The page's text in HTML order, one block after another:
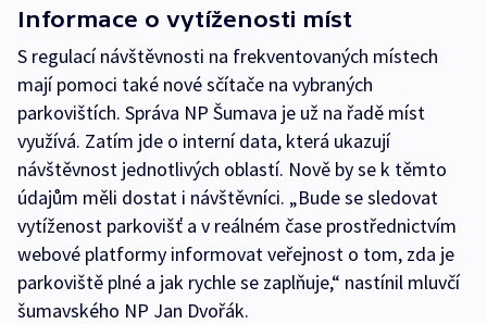
Informace o vytíženosti míst
S regulací návštěvnosti na frekventovaných místech
mají pomoci také nové sčítače na vybraných
parkovištích. Správa NP Šumava je už na řadě míst
využívá. Zatím jde o interní data, která ukazují
návštěvnost jednotlivých oblastí. Nově by se k těmto
údajům měli dostat i návštěvníci. „Bude se sledovat
vytíženost parkovišť a v reálném čase prostřednictvím
webové platformy informovat veřejnost o tom, zda je
parkoviště plné a jak rychle se zaplňuje,“ nastínil mluvčí
šumavského NP Jan Dvořák.